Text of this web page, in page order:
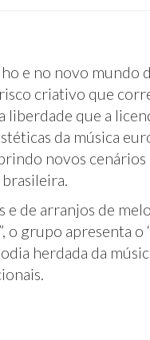
e no novo mundo
criativo que
que a
da música
novos cenários
de arranjos de
grupo apresenta o
herdada da